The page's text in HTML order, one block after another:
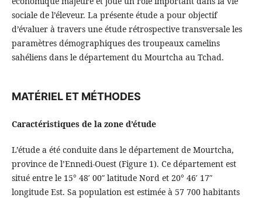
sociale de l’éleveur. La présente étude a pour objectif
d’évaluer à travers une étude rétrospective transversale les
paramètres démographiques des troupeaux camelins
sahéliens dans le département du Mourtcha au Tchad.
MATÉRIEL ET MÉTHODES
Caractéristiques de la zone d’étude
L’étude a été conduite dans le département de Mourtcha,
province de l’Ennedi-Ouest (Figure 1). Ce département est
situé entre le 15° 48′ 00″ latitude Nord et 20° 46′ 17″
longitude Est. Sa population est estimée à 57 700 habitants